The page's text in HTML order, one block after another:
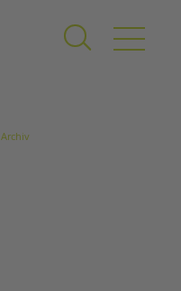
Archiv